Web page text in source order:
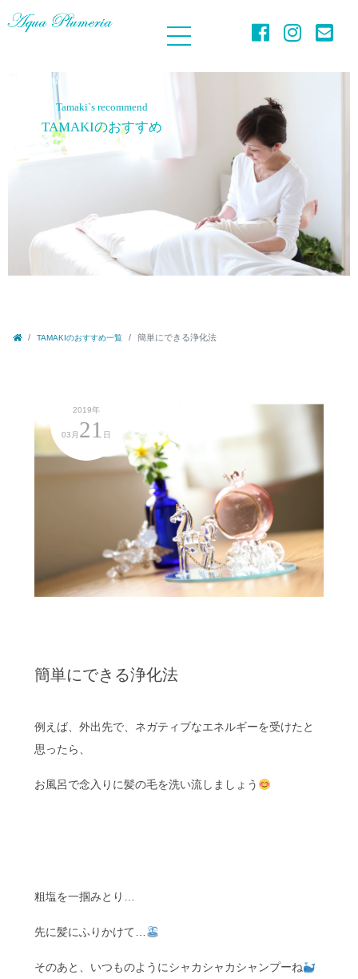
Tamaki`s recommend
TAMAKIのおすすめ
TAMAKIのおすすめ一覧 簡単にできる浄化法
2019年
03月 21 日
簡単にできる浄化法
例えば、外出先で、ネガティブなエネルギーを受けたと
思ったら、
お風呂で念入りに髪の毛を洗い流しましょう
粗塩を一掴みとり…
先に髪にふりかけて…
そのあと、いつものようにシャカシャカシャンプーね